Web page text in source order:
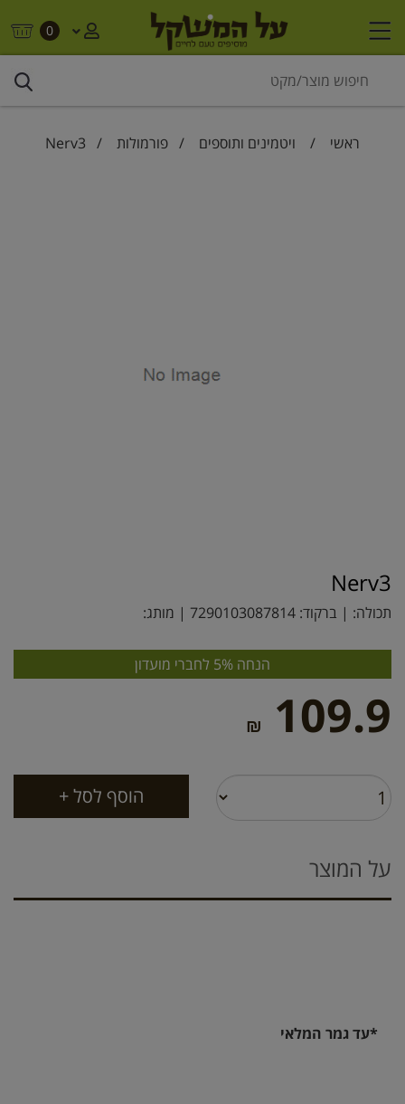
0
ראשי / ויטמינים ותוספים / פורמולות / Nerv3
Nerv3
תכולה: | ברקוד: 7290103087814 | מותג:
הנחה 5% לחברי מועדון
109.9
₪
על המוצר
*עד גמר המלאי